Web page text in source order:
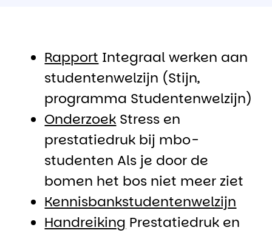
Rapport Integraal werken aan
studentenwelzijn (Stijn,
programma Studentenwelzijn)
Onderzoek Stress en
prestatiedruk bij mbo-
studenten Als je door de
bomen het bos niet meer ziet
Kennisbankstudentenwelzijn
Handreiking Prestatiedruk en